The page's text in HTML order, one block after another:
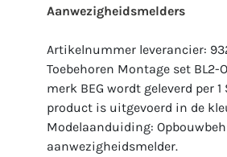
Aanwezigheidsmelders
Artikelnummer leverancier:
Toebehoren Montage set BL2-
merk BEG wordt geleverd per
product is uitgevoerd in de
Modelaanduiding:
aanwezigheidsmelder.